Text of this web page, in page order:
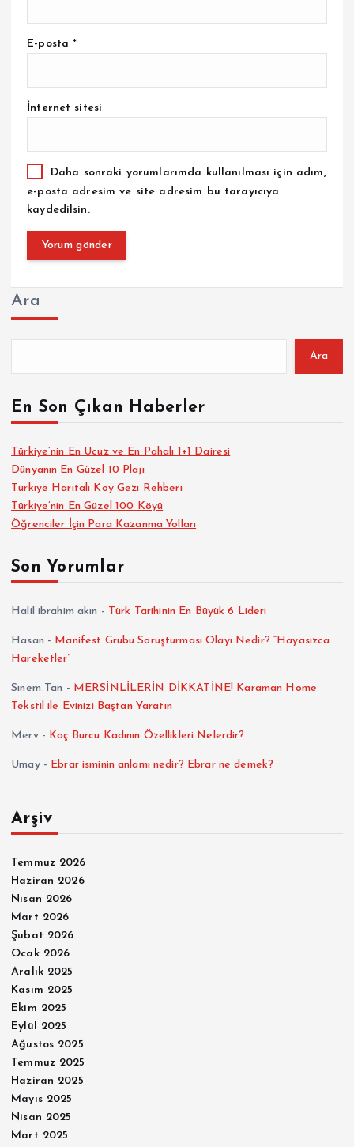
E-posta*
İnternet sitesi
Daha sonraki yorumlarımda kullanılması için adım,
e-posta adresim ve site adresim bu tarayıcıya
kaydedilsin.
Ara
Ara
En Son Çıkan Haberler
Türkiye’nin En Ucuz ve En Pahalı 1+1 Dairesi
Dünyanın En Güzel 10 Plajı
Türkiye Haritalı Köy Gezi Rehberi
Türkiye’nin En Güzel 100 Köyü
Öğrenciler İçin Para Kazanma Yolları
Son Yorumlar
Halil ibrahim akın - Türk Tarihinin En Büyük 6 Lideri
Hasan - Manifest Grubu Soruşturması Olayı Nedir? “Hayasızca
Hareketler”
Sinem Tan - MERSİNLİLERİN DİKKATİNE! Karaman Home
Tekstil ile Evinizi Baştan Yaratın
Merv- Koç Burcu Kadının Özellikleri Nelerdir?
Umay- Ebrar isminin anlamı nedir? Ebrar ne demek?
Arşiv
Temmuz 2026
Haziran 2026
Nisan 2026
Mart 2026
Şubat 2026
Ocak 2026
Aralık 2025
Kasım 2025
Ekim 2025
Eylül 2025
Ağustos 2025
Temmuz 2025
Haziran 2025
Mayıs 2025
Nisan 2025
Mart 2025